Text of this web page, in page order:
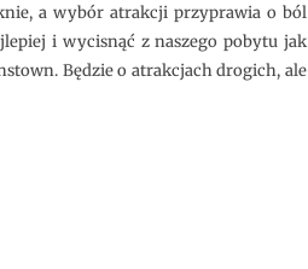
a wybór atrakcji przyprawia o ból
i wycisnąć z naszego pobytu jak
Będzie o atrakcjach drogich, ale